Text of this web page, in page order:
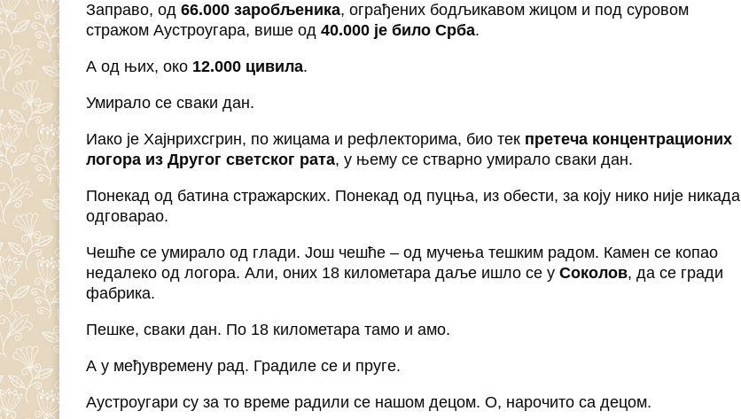
Заправо, од66.000 заробљеника, ограђених бодљикавом жицом и под суровом
стражом Аустроугара, више од40.000 је било Срба.
А од њих, око 12.000 цивила.
Умирало се сваки дан.
Иако је Хајнрихсгрин, по жицама и рефлекторима, био тек претеча концентрационих
логора из Другог светског рата, у њему се стварно умирало сваки дан.
Понекад од батина стражарских. Понекад од пуцња, из обести, за коју нико није никада
одговарао.
Чешће се умирало од глади. Још чешће – од мучења тешким радом. Камен се копао
недалеко од логора. Али, оних 18 километара даље ишло се уСоколов, да се гради
фабрика.
Пешке, сваки дан. По 18 километара тамо и амо.
А у међувремену рад. Градиле се и пруге.
Аустроугари су за то време радили се нашом децом. О, нарочито са децом.